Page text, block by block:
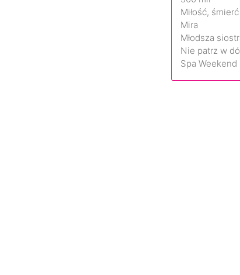
Mira
Młodsza
Nie patrz w
Spa Weekend